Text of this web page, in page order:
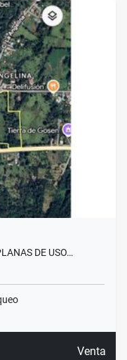
DE USO…
Venta